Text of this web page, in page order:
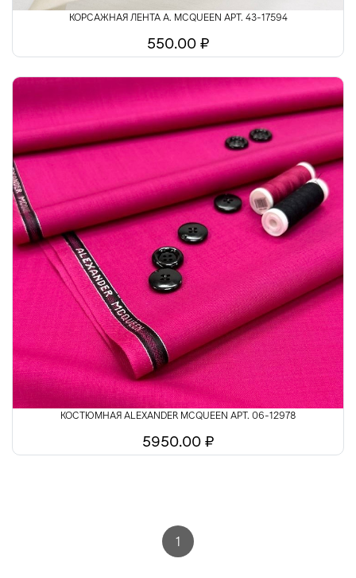
КОРСАЖНАЯ ЛЕНТА A. MCQUEEN АРТ. 43-17594
550.00 ₽
КОСТЮМНАЯ ALEXANDER MCQUEEN АРТ. 06-12978
5950.00 ₽
1